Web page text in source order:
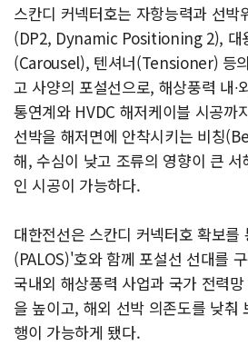
스칸디 커넥터호는 자항능력과 선박
(DP2, Dynamic Positioning 2), 대
(Carousel), 텐셔너(Tensioner) 등
고 사양의 포설선으로, 해상풍력 내∙
통연계와 HVDC 해저케이블 시공까
선박을 해저면에 안착시키는 비칭
해, 수심이 낮고 조류의 영향이 큰
인 시공이 가능하다.
대한전선은 스칸디 커넥터호 확보를
(PALOS)'호와 함께 포설선 선대를
국내외 해상풍력 사업과 국가 전력
을 높이고, 해외 선박 의존도를 낮춰
행이 가능하게 됐다.